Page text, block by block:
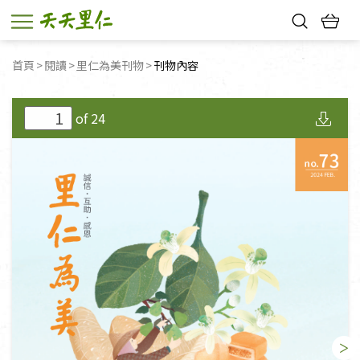
首頁 閱讀 里仁為美刊物 目前頁面：
刊物內容
of24